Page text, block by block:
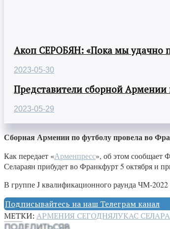
Акоп СЕРОБЯН: «Пока мы удачно
2023-05-30
Представители сборной Армении
2023-05-29
Сборная Армении по футболу провела во
Как передает «Арменпресс», об этом сообщает
Селараян прибудет во Франкфурт 5 октября и
В группе J квалификационного раунда ЧМ-2022
Подписывайтесь на наш Телеграм канал
МЕТКИ: АРМЕНИЯ СЕГОДНЯЛУКАС
ПОДЕЛИТЬСЯ8